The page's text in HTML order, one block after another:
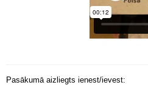
Pasākumā aizliegts ienest/ievest: